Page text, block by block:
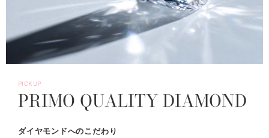
PICKUP
PRIMO QUALITY DIAMOND
ダイヤモンドへのこだわり